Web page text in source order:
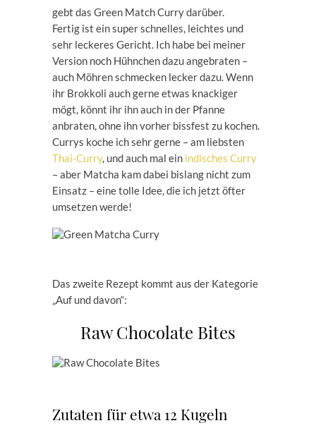
gebt das Green Match Curry darüber.
Fertig ist ein super schnelles, leichtes und
sehr leckeres Gericht. Ich habe bei meiner
Version noch Hühnchen dazu angebraten –
auch Möhren schmecken lecker dazu. Wenn
ihr Brokkoli auch gerne etwas knackiger
mögt, könnt ihr ihn auch in der Pfanne
anbraten, ohne ihn vorher bissfest zu kochen.
Currys koche ich sehr gerne – am liebsten
Thai-Curry, und auch mal ein indisches Curry
– aber Matcha kam dabei bislang nicht zum
Einsatz – eine tolle Idee, die ich jetzt öfter
umsetzen werde!
Das zweite Rezept kommt aus der Kategorie
„Auf und davon“:
Raw Chocolate Bites
Zutaten für etwa 12 Kugeln